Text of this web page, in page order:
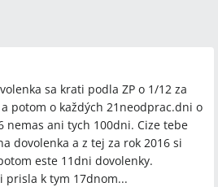
sa krati podla ZP o 1/12 za
potom o každých 21neodprac.dni o
nemas ani tych 100dni. Cize tebe
dovolenka a z tej za rok 2016 si
este 11dni dovolenky.
prisla k tym 17dnom...